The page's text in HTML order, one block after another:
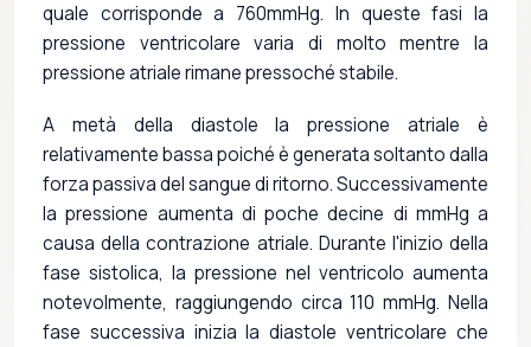
quale corrisponde a 760mmHg. In queste fasi la
pressione ventricolare varia di molto mentre la
pressione atriale rimane pressoché stabile.
A metà della diastole la pressione atriale è
relativamente bassa poiché è generata soltanto dalla
forza passiva del sangue di ritorno. Successivamente
la pressione aumenta di poche decine di mmHg a
causa della contrazione atriale. Durante l'inizio della
fase sistolica, la pressione nel ventricolo aumenta
notevolmente, raggiungendo circa 110 mmHg. Nella
fase successiva inizia la diastole ventricolare che